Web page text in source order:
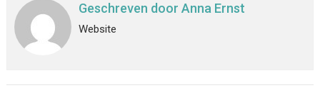
Geschreven doorAnna Ernst
Website